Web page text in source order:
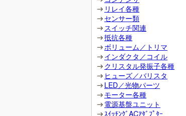
リレイ各種
センサー類
スイッチ関連
抵抗各種
ボリューム／トリマ
インダクタ／コイル
クリスタル発振子各種
ヒューズ／バリスタ
LED／光物パーツ
モーター各種
電源基盤ユニット
ｽｲｯﾁﾝｸﾞACｱﾀﾞﾌﾟﾀｰ